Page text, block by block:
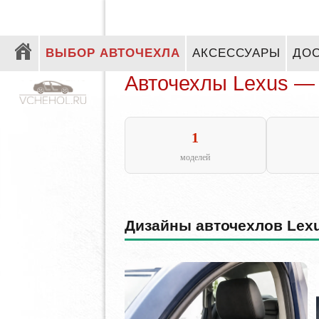
ВЫБОР АВТОЧЕХЛА АКСЕССУАРЫ
Авточехлы Lexus —
1
моделей
Дизайны авточехлов